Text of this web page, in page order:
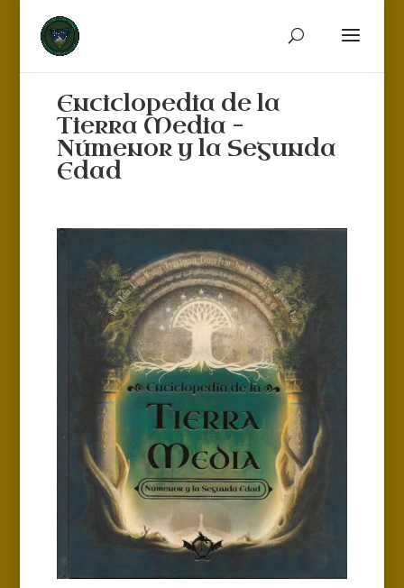
Enciclopedia de la
Tierra Media –
Númenor y la Segunda
Edad